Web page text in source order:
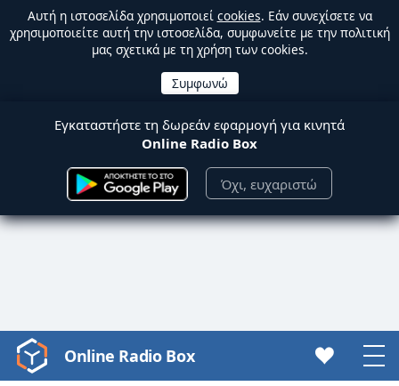
Αυτή η ιστοσελίδα χρησιμοποιεί cookies. Εάν συνεχίσετε να
χρησιμοποιείτε αυτή την ιστοσελίδα, συμφωνείτε με την πολιτική
μας σχετικά με τη χρήση των cookies.
Εγκαταστήστε τη δωρεάν εφαρμογή για κινητά
Online Radio Box
Όχι, ευχαριστώ
Video
Online Radio Box